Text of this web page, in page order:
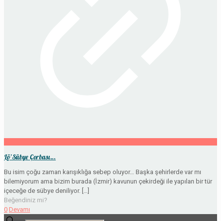
Lö’Sübye Çorbası…
Bu isim çoğu zaman karışıklığa sebep oluyor… Başka şehirlerde var mı
bilemiyorum ama bizim burada (İzmir) kavunun çekirdeği ile yapılan bir tür
içeceğe de sübye deniliyor. […]
Beğendiniz mi?
0 Devamı